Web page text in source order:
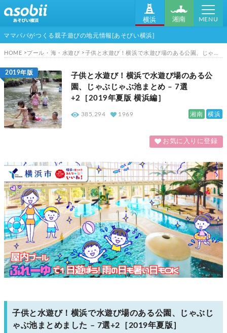
横浜 湘南 MENU
ママパパがつくる親子遊びの地元情報[あそびい横浜]
HOME プール・海・水遊び 子供と水遊び！横浜で水遊び場のある公園、じゃぶじゃぶ池まとめ - 7選+2［2019年夏版 横浜編］
2019年版
子供と水遊び！横浜で水遊び場のある公
園、じゃぶじゃぶ池まとめ – 7選
+2［2019年夏版 横浜編］
湘南 横浜
385,294 1969
お気に入りに登録
子供と水遊び！横浜で水遊び場のある公園、じゃぶじ
ゃぶ池まとめました – 7選+2［2019年夏版］